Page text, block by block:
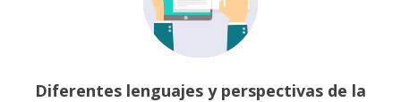
Diferentes lenguajes y perspectivas de la